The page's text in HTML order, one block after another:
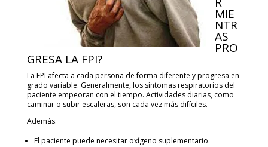
MIE
NTR
AS
PRO
GRESA LA FPI?
La FPI afecta a cada persona de forma diferente y progresa en
grado variable. Generalmente, los síntomas respiratorios del
paciente empeoran con el tiempo. Actividades diarias, como
caminar o subir escaleras, son cada vez más difíciles.
Además:
El paciente puede necesitar oxígeno suplementario.